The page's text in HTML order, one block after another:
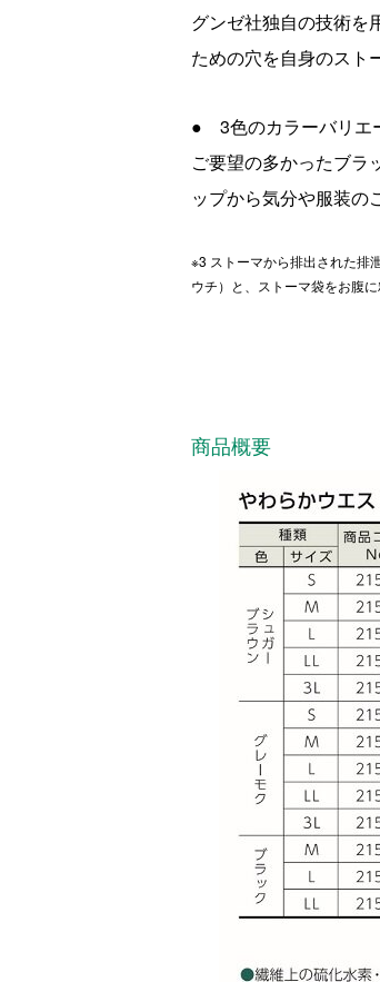
グンゼ社独自の技術を
ための穴を自身のスト
● 3色のカラーバリエ
ご要望の多かったブラ
ップから気分や服装の
※3 ストーマから排出された排
ウチ）と、ストーマ袋をお腹
商品概要